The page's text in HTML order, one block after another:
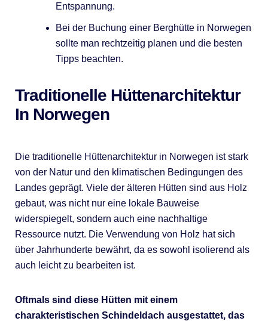
Entspannung.
Bei der Buchung einer Berghütte in Norwegen
sollte man rechtzeitig planen und die besten
Tipps beachten.
Traditionelle Hüttenarchitektur
In Norwegen
Die traditionelle Hüttenarchitektur in Norwegen ist stark
von der Natur und den klimatischen Bedingungen des
Landes geprägt. Viele der älteren Hütten sind aus Holz
gebaut, was nicht nur eine lokale Bauweise
widerspiegelt, sondern auch eine nachhaltige
Ressource nutzt. Die Verwendung von Holz hat sich
über Jahrhunderte bewährt, da es sowohl isolierend als
auch leicht zu bearbeiten ist.
Oftmals sind diese Hütten mit einem
charakteristischen Schindeldach ausgestattet, das